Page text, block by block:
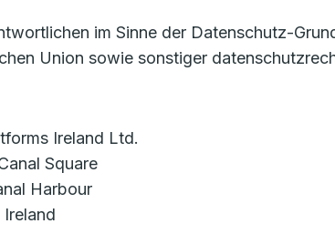
im Sinne der Datenschutz-
Union sowie sonstiger
Ireland Ltd.
Square
Harbour